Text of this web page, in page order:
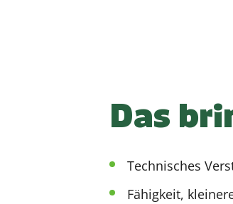
Das
Technisches
Fähigkeit,